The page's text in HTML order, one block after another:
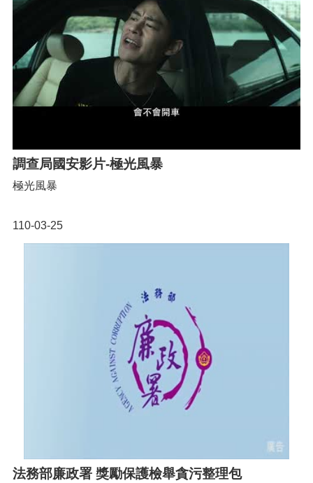
調查局國安影片-極光風暴
110-03-25
極光風暴
法務部廉政署 獎勵保護檢舉貪污整理包